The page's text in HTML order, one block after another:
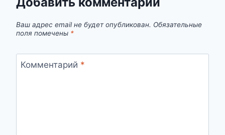
Ваш адрес email не будет опубликован. Обязательные
поля помечены *
Комментарий *